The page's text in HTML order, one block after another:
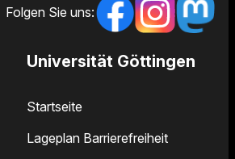
Folgen Sie uns:
Universität Göttingen
Startseite
Lageplan Barrierefreiheit